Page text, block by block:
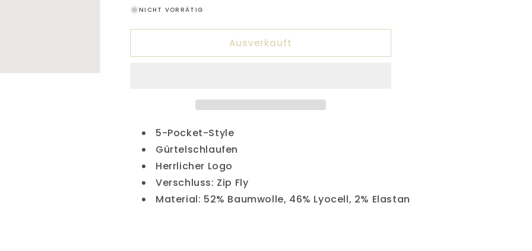
NICHT VORRÄTIG
Ausverkauft
5-Pocket-Style
Gürtelschlaufen
Herrlicher Logo
Verschluss: Zip Fly
Material: 52% Baumwolle, 46% Lyocell, 2% Elastan